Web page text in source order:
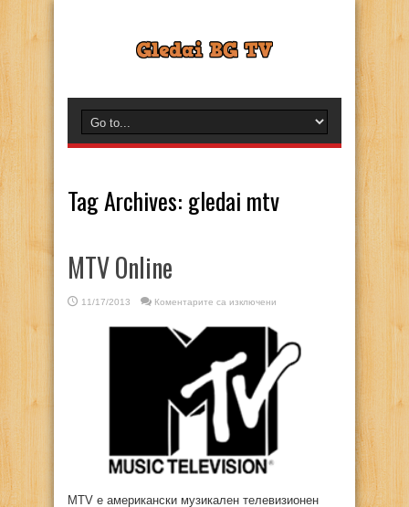
Tag Archives: gledai mtv
MTV Online
11/17/2013 Коментарите са изключени
MTV е американски музикален телевизионен